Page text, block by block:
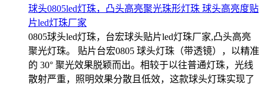
球头0805led灯珠，凸头高亮聚光珠形灯珠 球头高亮度贴
片led灯珠厂家
0805球头led灯珠，台宏球头贴片led灯珠厂家,凸头高亮
聚光灯珠。 贴片台宏0805 球头灯珠（带透镜），以精准
的 30° 聚光效果脱颖而出。相较于以往普通灯珠，光线
散射严重，照明效果分散且低效，这款球头灯珠实现了